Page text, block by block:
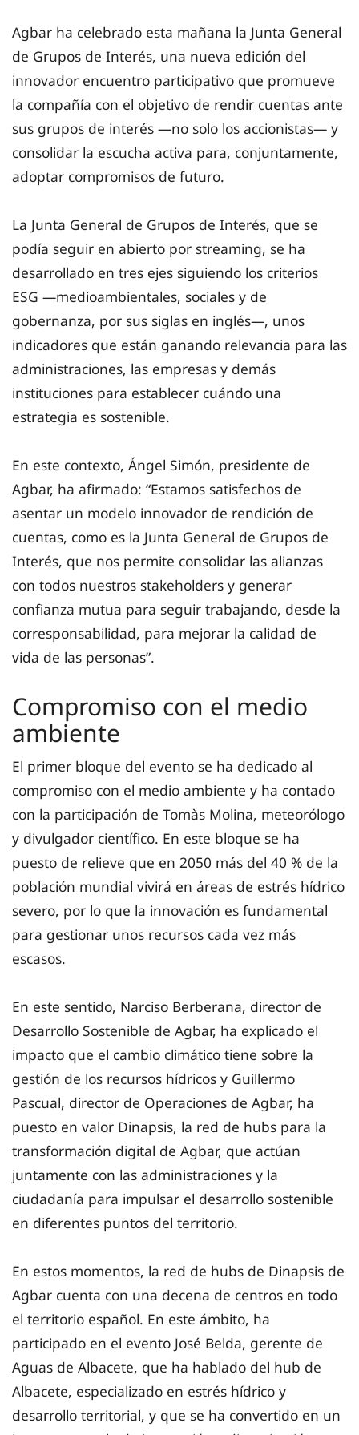
Agbar ha celebrado esta mañana la Junta General
de Grupos de Interés, una nueva edición del
innovador encuentro participativo que promueve
la compañía con el objetivo de rendir cuentas ante
sus grupos de interés —no solo los accionistas— y
consolidar la escucha activa para, conjuntamente,
adoptar compromisos de futuro.
La Junta General de Grupos de Interés, que se
podía seguir en abierto por streaming, se ha
desarrollado en tres ejes siguiendo los criterios
ESG —medioambientales, sociales y de
gobernanza, por sus siglas en inglés—, unos
indicadores que están ganando relevancia para las
administraciones, las empresas y demás
instituciones para establecer cuándo una
estrategia es sostenible.
En este contexto, Ángel Simón, presidente de
Agbar, ha afirmado: “Estamos satisfechos de
asentar un modelo innovador de rendición de
cuentas, como es la Junta General de Grupos de
Interés, que nos permite consolidar las alianzas
con todos nuestros stakeholders y generar
confianza mutua para seguir trabajando, desde la
corresponsabilidad, para mejorar la calidad de
vida de las personas”.
Compromiso con el medio
ambiente
El primer bloque del evento se ha dedicado al
compromiso con el medio ambiente y ha contado
con la participación de Tomàs Molina, meteorólogo
y divulgador científico. En este bloque se ha
puesto de relieve que en 2050 más del 40 % de la
población mundial vivirá en áreas de estrés hídrico
severo, por lo que la innovación es fundamental
para gestionar unos recursos cada vez más
escasos.
En este sentido, Narciso Berberana, director de
Desarrollo Sostenible de Agbar, ha explicado el
impacto que el cambio climático tiene sobre la
gestión de los recursos hídricos y Guillermo
Pascual, director de Operaciones de Agbar, ha
puesto en valor Dinapsis, la red de hubs para la
transformación digital de Agbar, que actúan
juntamente con las administraciones y la
ciudadanía para impulsar el desarrollo sostenible
en diferentes puntos del territorio.
En estos momentos, la red de hubs de Dinapsis de
Agbar cuenta con una decena de centros en todo
el territorio español. En este ámbito, ha
participado en el evento José Belda, gerente de
Aguas de Albacete, que ha hablado del hub de
Albacete, especializado en estrés hídrico y
desarrollo territorial, y que se ha convertido en un